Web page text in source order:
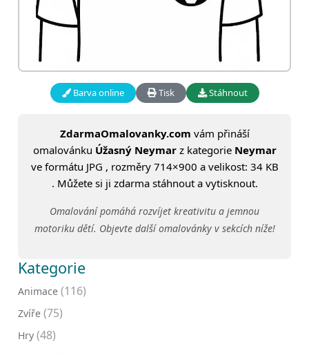
Barva online Tisk Stáhnout
ZdarmaOmalovanky.com vám přináší
omalovánku Úžasný Neymarz kategorie Neymar
ve formátu JPG , rozměry 714×900 a velikost: 34 KB
. Můžete si ji zdarma stáhnout a vytisknout.
Omalování pomáhá rozvíjet kreativitu a jemnou
motoriku dětí. Objevte další omalovánky v sekcích níže!
Kategorie
Animace (116)
Zvíře (75)
Hry (48)